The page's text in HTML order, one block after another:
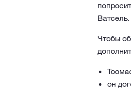
Ватсель.
Чтобы
он